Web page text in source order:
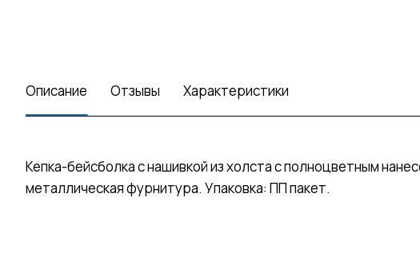
Описание Отзывы Характеристики
Кепка-бейсболка с нашивкой из холста с полноцветным
металлическая фурнитура. Упаковка: ПП пакет.